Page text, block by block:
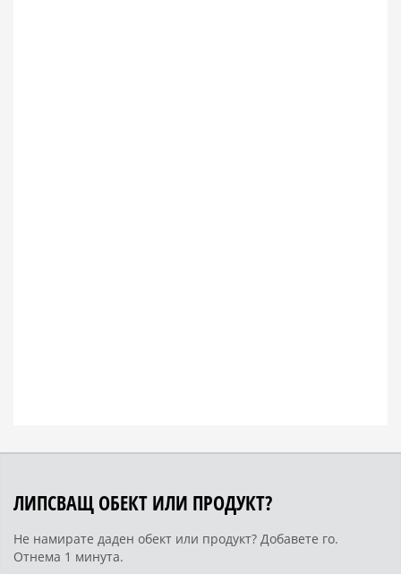
ЛИПСВАЩ ОБЕКТ ИЛИ ПРОДУКТ?
Не намирате даден обект или продукт? Добавете го.
Отнема 1 минута.